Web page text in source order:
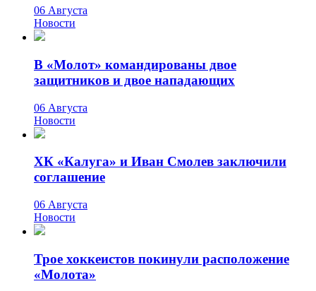
06 Августа
Новости
В «Молот» командированы двое
защитников и двое нападающих
06 Августа
Новости
ХК «Калуга» и Иван Смолев заключили
соглашение
06 Августа
Новости
Трое хоккеистов покинули расположение
«Молота»